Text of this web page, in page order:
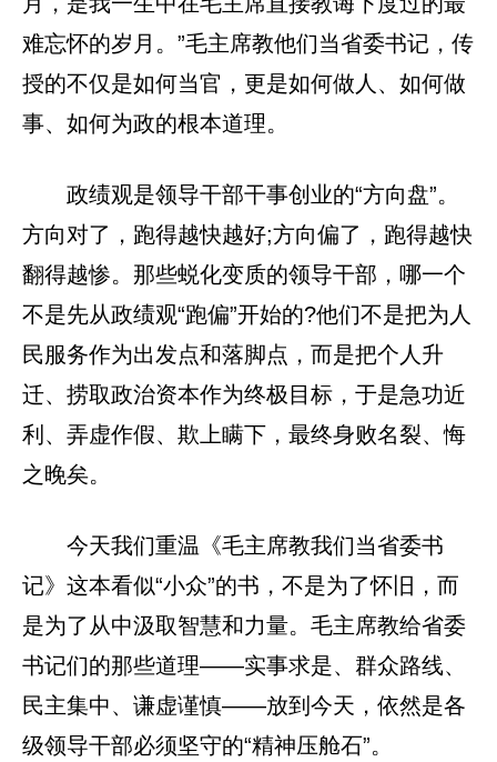
难忘怀的岁月。”毛主席教他们当省委书记，传
授的不仅是如何当官，更是如何做人、如何做
事、如何为政的根本道理。
政绩观是领导干部干事创业的“方向盘”。
方向对了，跑得越快越好;方向偏了，跑得越快
翻得越惨。那些蜕化变质的领导干部，哪一个
不是先从政绩观“跑偏”开始的?他们不是把为人
民服务作为出发点和落脚点，而是把个人升
迁、捞取政治资本作为终极目标，于是急功近
利、弄虚作假、欺上瞒下，最终身败名裂、悔
之晚矣。
今天我们重温《毛主席教我们当省委书
记》这本看似“小众”的书，不是为了怀旧，而
是为了从中汲取智慧和力量。毛主席教给省委
书记们的那些道理——实事求是、群众路线、
民主集中、谦虚谨慎——放到今天，依然是各
级领导干部必须坚守的“精神压舱石”。